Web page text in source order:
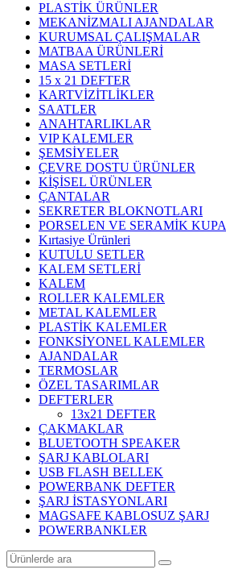
PLASTİK ÜRÜNLER
MEKANİZMALI AJANDALAR
KURUMSAL ÇALIŞMALAR
MATBAA ÜRÜNLERİ
MASA SETLERİ
15 x 21 DEFTER
KARTVİZİTLİKLER
SAATLER
ANAHTARLIKLAR
VIP KALEMLER
ŞEMSİYELER
ÇEVRE DOSTU ÜRÜNLER
KİŞİSEL ÜRÜNLER
ÇANTALAR
SEKRETER BLOKNOTLARI
PORSELEN VE SERAMİK KUPA
Kırtasiye Ürünleri
KUTULU SETLER
KALEM SETLERİ
KALEM
ROLLER KALEMLER
METAL KALEMLER
PLASTİK KALEMLER
FONKSİYONEL KALEMLER
AJANDALAR
TERMOSLAR
ÖZEL TASARIMLAR
DEFTERLER
13x21 DEFTER
ÇAKMAKLAR
BLUETOOTH SPEAKER
ŞARJ KABLOLARI
USB FLASH BELLEK
POWERBANK DEFTER
ŞARJ İSTASYONLARI
MAGSAFE KABLOSUZ ŞARJ
POWERBANKLER